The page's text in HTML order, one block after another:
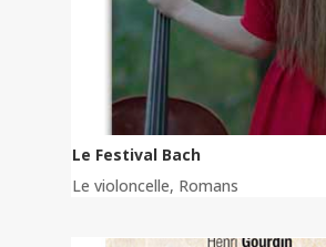
Le Festival Bach
Le violoncelle, Romans